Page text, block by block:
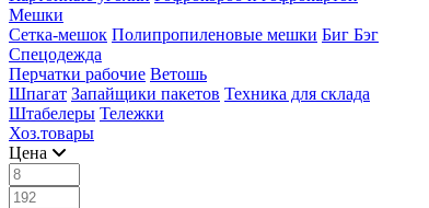
Мешки
Сетка-мешок Полипропиленовые мешки Биг Бэг
Спецодежда
Перчатки рабочие Ветошь
Шпагат Запайщики пакетов Техника для склада
Штабелеры Тележки
Хоз.товары
Цена